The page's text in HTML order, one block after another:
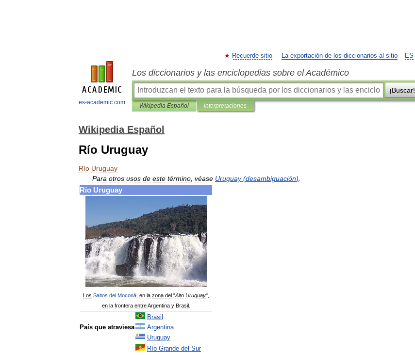
es-academic.com
ES
Recuerde sitio La exportación de los diccionarios al sitio
Los diccionarios y las enciclopedias sobre el Académico
¡Buscar!
Wikipedia Español interpretaciones
Wikipedia Español
Río Uruguay
Río Uruguay
Para otros usos de este término véase Uruguay(desambiguación)
Río Uruguay
Los Saltos del Moconá, en la zona del"Alto Uruguay",
en la frontera entre Argentina y Brasil.
País que atraviesa
Brasil
Argentina
Uruguay
Río Grande del Sur